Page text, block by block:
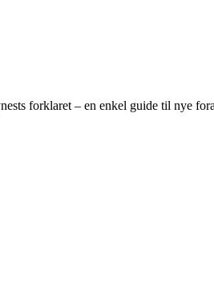
forklaret – en enkel guide til nye